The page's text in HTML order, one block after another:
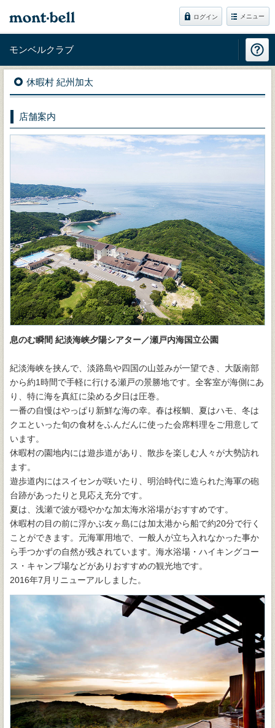
ログイン メニュー
モンベルクラブ
休暇村 紀州加太
店舗案内
息のむ瞬間 紀淡海峡夕陽シアター／瀬戸内海国立公園
紀淡海峡を挟んで、淡路島や四国の山並みが一望でき、大阪南部
から約1時間で手軽に行ける瀬戸の景勝地です。全客室が海側にあ
り、特に海を真紅に染める夕日は圧巻。
一番の自慢はやっぱり新鮮な海の幸。春は桜鯛、夏はハモ、冬は
クエといった旬の食材をふんだんに使った会席料理をご用意して
います。
休暇村の園地内には遊歩道があり、散歩を楽しむ人々が大勢訪れ
ます。
遊歩道内にはスイセンが咲いたり、明治時代に造られた海軍の砲
台跡があったりと見応え充分です。
夏は、浅瀬で波が穏やかな加太海水浴場がおすすめです。
休暇村の目の前に浮かぶ友ヶ島には加太港から船で約20分で行く
ことができます。元海軍用地で、一般人が立ち入れなかった事か
ら手つかずの自然が残されています。海水浴場・ハイキングコー
ス・キャンプ場などがありおすすめの観光地です。
2016年7月リニューアルしました。